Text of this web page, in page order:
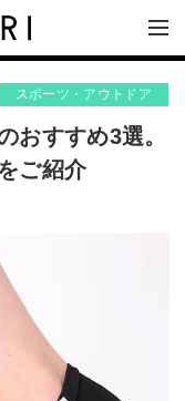
スポーツ・アウトドア
おすすめ3選。
ご紹介